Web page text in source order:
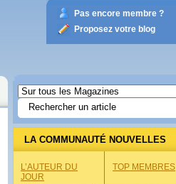
LA COMMUNAUTÉ NOUVELLES
L’AUTEUR DU
JOUR
TOP MEMBRES
Pas encore membre ?
Proposez votre blog